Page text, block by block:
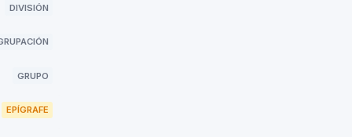
DIVISIÓN
GRUPO
EPÍGRAFE